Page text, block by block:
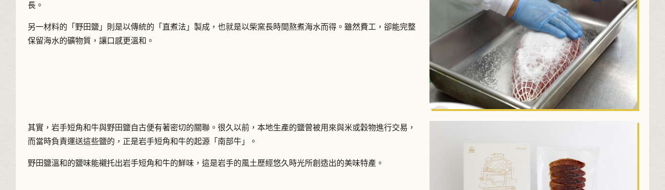
長。
另一材料的「野田鹽」則是以傳統的「直煮法」製成，也就是以柴窯長時間熬煮海水而得。雖然費工，卻能完整
保留海水的礦物質，讓口感更溫和。
其實，岩手短角和牛與野田鹽自古便有著密切的關聯。很久以前，本地生產的鹽曾被用來與米或穀物進行交易，
而當時負責運送這些鹽的，正是岩手短角和牛的起源「南部牛」。
野田鹽溫和的鹽味能襯托出岩手短角和牛的鮮味，這是岩手的風土歷經悠久時光所創造出的美味特產。